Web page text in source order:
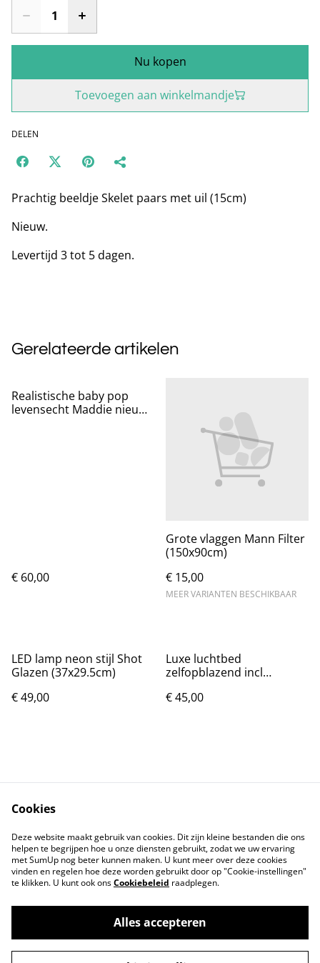
Nu kopen
Toevoegen aan winkelmandje
DELEN
Prachtig beeldje Skelet paars met uil (15cm)
Nieuw.
Levertijd 3 tot 5 dagen.
Gerelateerde artikelen
Realistische baby pop
levensecht Maddie nieuw
€ 60,00
Grote vlaggen Mann Filter
(150x90cm)
€ 15,00
MEER VARIANTEN BESCHIKBAAR
LED lamp neon stijl Shot
Glazen (37x29.5cm)
€ 49,00
Luxe luchtbed
zelfopblazend incl
€ 45,00
Contact
Voorwaarden
Privacybeleid
Cookiebeleid
©2026Markthuis Friesland
Cookies
Deze website maakt gebruik van cookies. Dit zijn kleine bestanden die ons
helpen te begrijpen hoe u onze diensten gebruikt, zodat we uw ervaring
met SumUp nog beter kunnen maken. U kunt meer over deze cookies
vinden en regelen hoe deze worden gebruikt door op "Cookie-instellingen"
te klikken. U kunt ook onsCookiebeleid raadplegen.
Alles accepteren